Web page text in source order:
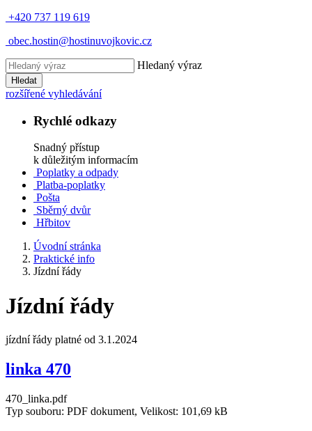
+420 737 119 619
obec.hostin@hostinuvojkovic.cz
Hledaný výraz
Hledat
rozšířené vyhledávání
Rychlé odkazy
Snadný přístup
k důležitým informacím
Poplatky a odpady
Platba-poplatky
Pošta
Sběrný dvůr
Hřbitov
Úvodní stránka
Praktické info
Jízdní řády
Jízdní řády
jízdní řády platné od 3.1.2024
linka 470
470_linka.pdf
Typ souboru: PDF dokument, Velikost: 101,69 kB